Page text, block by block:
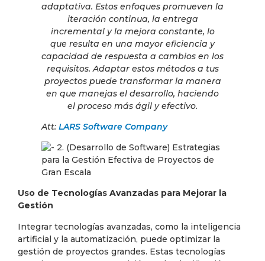
adaptativa. Estos enfoques promueven la
iteración continua, la entrega
incremental y la mejora constante, lo
que resulta en una mayor eficiencia y
capacidad de respuesta a cambios en los
requisitos. Adaptar estos métodos a tus
proyectos puede transformar la manera
en que manejas el desarrollo, haciendo
el proceso más ágil y efectivo.
Att: LARS Software Company
Uso de Tecnologías Avanzadas para Mejorar la
Gestión
Integrar tecnologías avanzadas, como la inteligencia
artificial y la automatización, puede optimizar la
gestión de proyectos grandes. Estas tecnologías